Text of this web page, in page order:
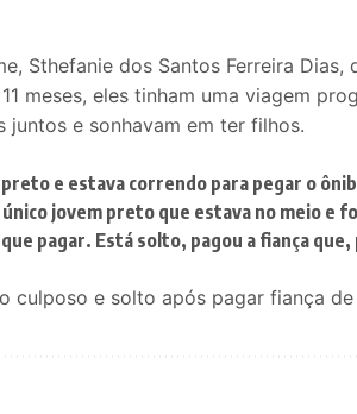
Sthefanie dos Santos Ferreira Dias,
meses, eles tinham uma viagem
juntos e sonhavam em ter filhos.
e estava correndo para pegar o
único jovem preto que estava no meio e
pagar. Está solto, pagou a fiança que,
culposo e solto após pagar fiança de